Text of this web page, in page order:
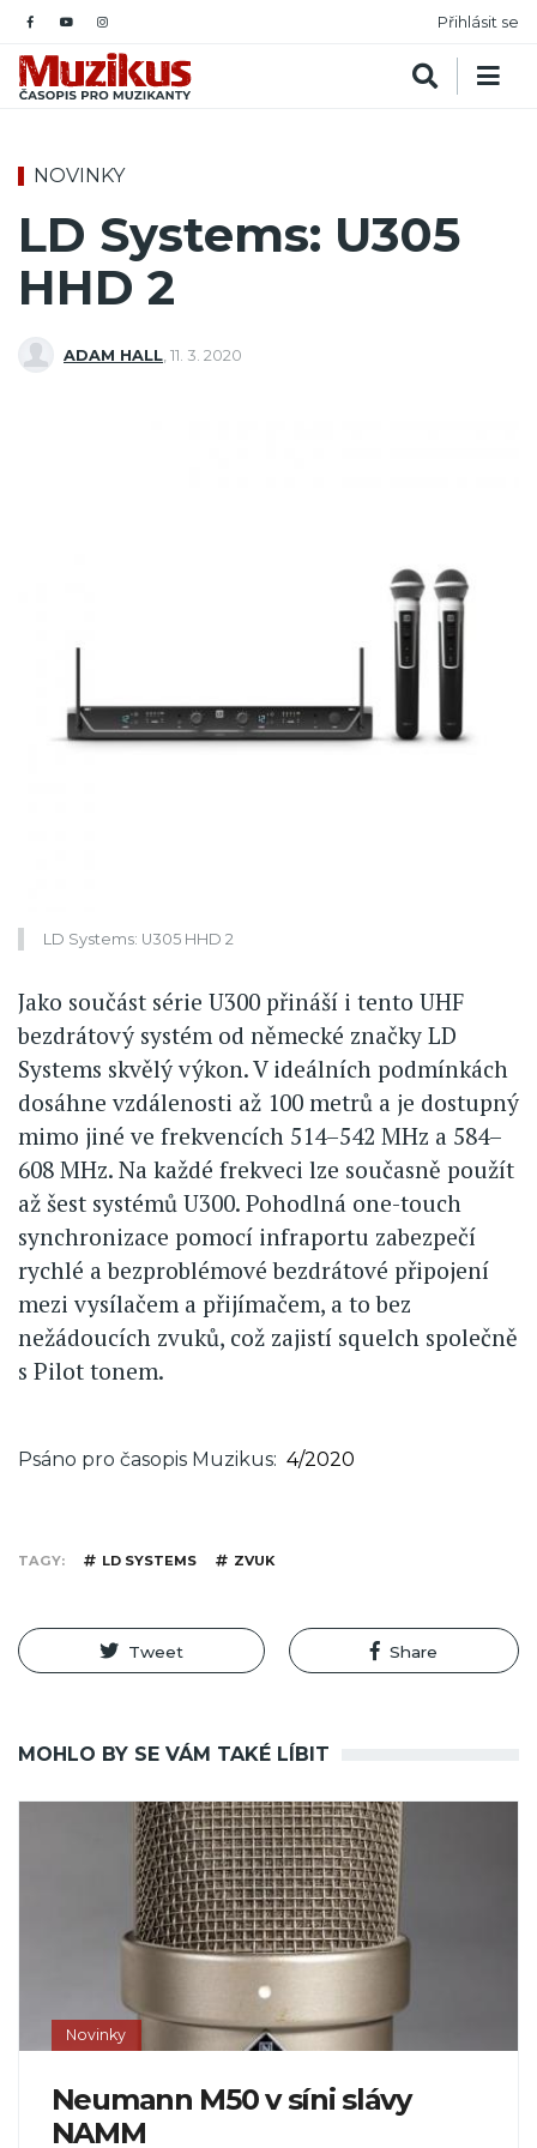
Přihlásit se
NOVINKY
LD Systems: U305
HHD 2
ADAM HALL 11. 3. 2020
LD Systems: U305 HHD 2
Jako součást série U300 přináší i tento UHF
bezdrátový systém od německé značky LD
Systems skvělý výkon. V ideálních podmínkách
dosáhne vzdálenosti až 100 metrů a je dostupný
mimo jiné ve frekvencích 514–542 MHz a 584–
608 MHz. Na každé frekveci lze současně použít
až šest systémů U300. Pohodlná one-touch
synchronizace pomocí infraportu zabezpečí
rychlé a bezproblémové bezdrátové připojení
mezi vysílačem a přijímačem, a to bez
nežádoucích zvuků, což zajistí squelch společně
s Pilot tonem.
Psáno pro časopis Muzikus 4/2020
TAGY LD SYSTEMS ZVUK
Tweet Share
MOHLO BY SE VÁM TAKÉ LÍBIT
Novinky
Neumann M50 v síni slávy
NAMM